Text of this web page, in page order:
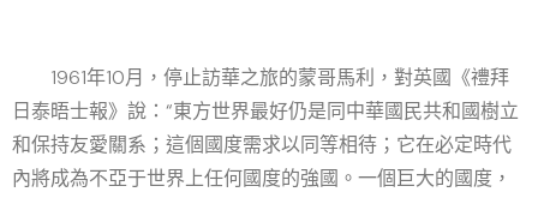
1961年10月，停止訪華之旅的蒙哥馬利，對英國《禮拜
日泰晤士報》說：“東方世界最好仍是同中華國民共和國樹立
和保持友愛關系；這個國度需求以同等相待；它在必定時代
內將成為不亞于世界上任何國度的強國。一個巨大的國度，